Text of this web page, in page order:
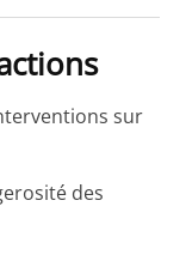
sur
des